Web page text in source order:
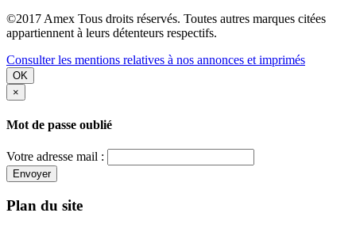
©2017 Amex Tous droits réservés. Toutes autres marques citées
appartiennent à leurs détenteurs respectifs.
Consulter les mentions relatives à nos annonces et imprimés
OK
×
Mot de passe oublié
Votre adresse mail :
Envoyer
Plan du site